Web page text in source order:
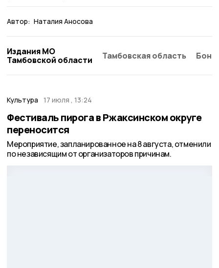
Автор: Наталия Аносова
Издания МО
Тамбовской области
Тамбовская область
Культура 17 июля , 13:24
Фестиваль пирога в Ржаксинском округе
переносится
Мероприятие, запланированное на 8 августа, отменили
по независящим от организаторов причинам.